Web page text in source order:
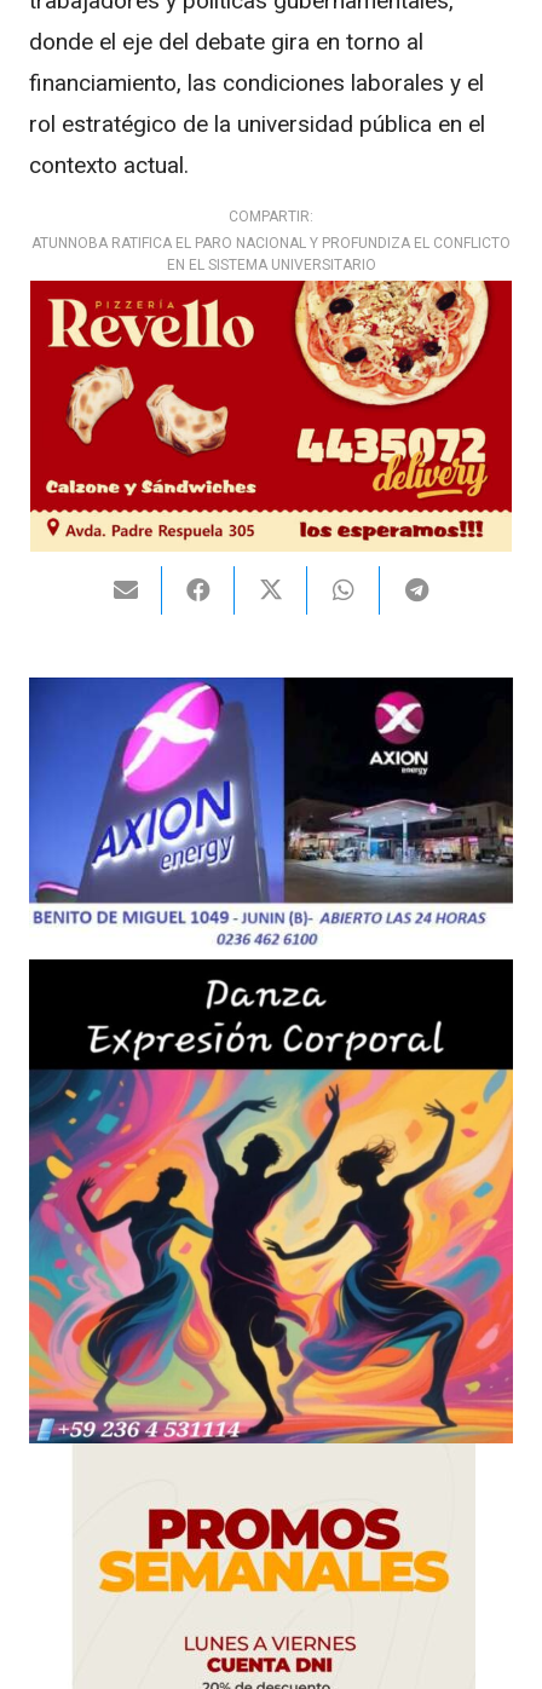
donde el eje del debate gira en torno al
financiamiento, las condiciones laborales y el
rol estratégico de la universidad pública en el
contexto actual.
COMPARTIR:
ATUNNOBA RATIFICA EL PARO NACIONAL Y PROFUNDIZA EL CONFLICTO
EN EL SISTEMA UNIVERSITARIO